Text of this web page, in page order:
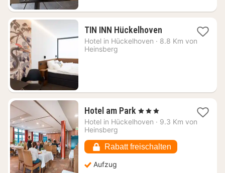
TIN INN Hückelhoven1
Nacht
Hotel in Hückelhoven · 8.8 Km von
Heinsberg
Hotel am Park 1
Nacht
€
, 3 Sterne
Hotel in Hückelhoven · 9.3 Km von
Heinsberg
Rabatt freischalten
Aufzug